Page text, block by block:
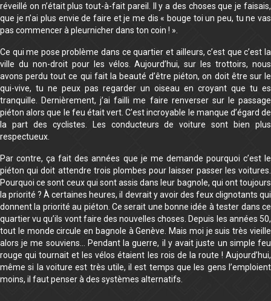
réveillé on n’était plus tout-à-fait pareil. Il y a des choses que je faisais,
que je n’ai plus envie de faire et je me dis « bouge toi un peu, tu ne vas
pas commencer à pleurnicher dans ton coin ! ».
Ce qui me pose problème dans ce quartier et ailleurs, c’est que c’est la
ville du non-droit pour les vélos. Aujourd’hui, sur les trottoirs, nous
avons perdu tout ce qui fait la beauté d’être piéton, on doit être sur le
qui-vive, tu ne peux pas regarder un oiseau en croyant que tu es
tranquille. Dernièrement, j’ai failli me faire renverser sur le passage
piéton alors que le feu était vert. C’est incroyable le manque d’égard de
la part des cyclistes. Les conducteurs de voiture sont bien plus
respectueux.
Par contre, ça fait des années que je me demande pourquoi c’est le
piéton qui doit attendre trois plombes pour laisser passer les voitures.
Pourquoi ce sont ceux qui sont assis dans leur bagnole, qui ont toujours
la priorité ? À certaines heures, il devrait y avoir des feux clignotants qui
donnent la priorité au piéton. Ce serait une bonne idée à tester dans ce
quartier vu qu’ils vont faire des nouvelles choses. Depuis les années 50,
tout le monde circule en bagnole à Genève. Mais moi je suis très vieille
alors je me souviens… Pendant la guerre, il y avait juste un simple feu
rouge qui tournait et les vélos étaient les rois de la route ! Aujourd’hui,
même si la voiture est très utile, il est temps que les gens l’emploient
moins, il faut penser à des systèmes alternatifs.